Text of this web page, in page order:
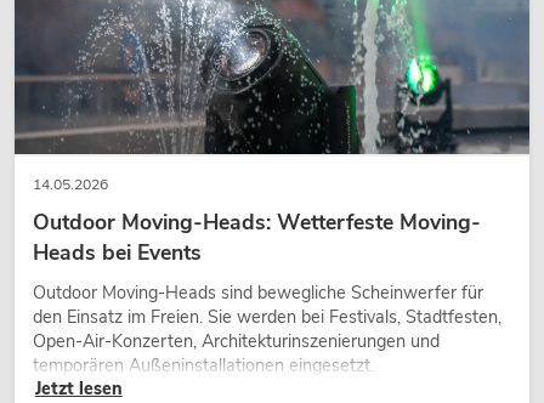
14.05.2026
Outdoor Moving-Heads: Wetterfeste Moving-
Heads bei Events
Outdoor Moving-Heads sind bewegliche Scheinwerfer für
den Einsatz im Freien. Sie werden bei Festivals, Stadtfesten,
Open-Air-Konzerten, Architekturinszenierungen und
temporären Außeninstallationen eingesetzt.
Jetzt lesen